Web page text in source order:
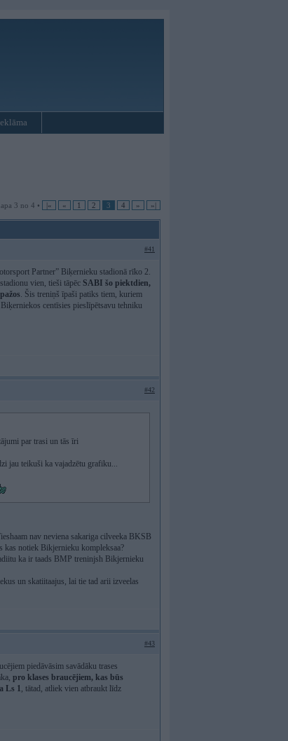
3 no 4 • |« « 1 2 3 4 » »|
#41
Partner” Biķernieku stadionā rīko 2.
vien, tieši tāpēc SABI šo piektdien,
. Šis treniņš īpaši patiks tiem, kuriem
centīsies pieslīpētsavu tehniku
#42
par trasi un tās īri
jau teikuši ka vajadzētu grafiku...
nav neviena sakariga cilveeka BKSB
kas notiek Bikjernieku kompleksaa?
ka ir taads BMP treninjsh Bikjernieku
un skatiitaajus, lai tie tad arii izveelas
#43
piedāvāsim savādāku trases
pro klases braucējiem, kas būs
Ls 1, tātad, atliek vien atbraukt līdz